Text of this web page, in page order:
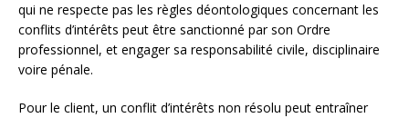
qui ne respecte pas les règles déontologiques concernant les
conflits d’intérêts peut être sanctionné par son Ordre
professionnel, et engager sa responsabilité civile, disciplinaire
voire pénale.
Pour le client, un conflit d’intérêts non résolu peut entraîner